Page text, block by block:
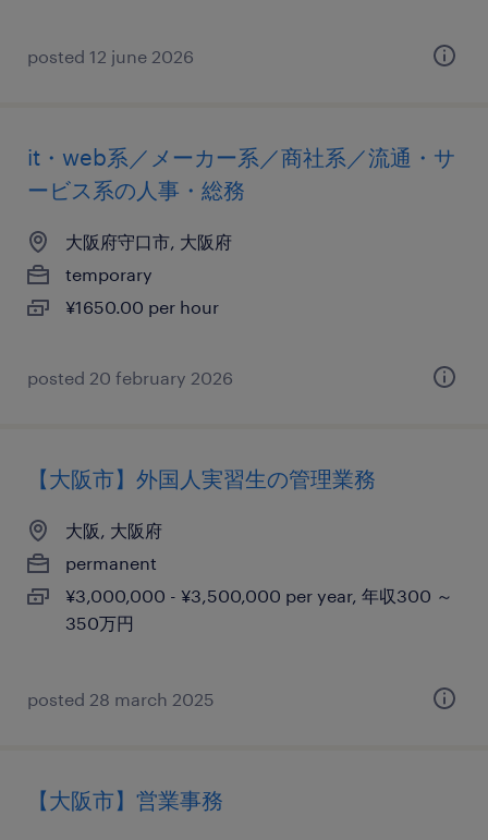
posted 12 june 2026
it・web系／メーカー系／商社系／流通・サ
ービス系の人事・総務
大阪府守口市, 大阪府
temporary
¥1650.00 per hour
posted 20 february 2026
【大阪市】外国人実習生の管理業務
大阪, 大阪府
permanent
¥3,000,000 - ¥3,500,000 per year, 年収300 ～
350万円
posted 28 march 2025
【大阪市】営業事務